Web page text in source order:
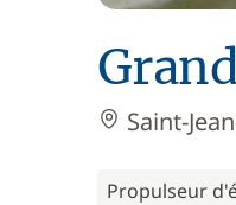
Saint-
Propulseur